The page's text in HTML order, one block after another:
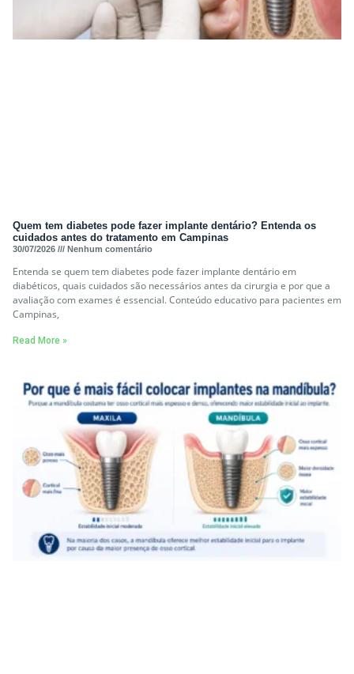
Quem tem diabetes pode fazer implante dentário? Entenda os
cuidados antes do tratamento em Campinas
30/07/2026 Nenhum comentário
Entenda se quem tem diabetes pode fazer implante dentário em
diabéticos, quais cuidados são necessários antes da cirurgia e por que a
avaliação com exames é essencial. Conteúdo educativo para pacientes em
Campinas,
Read More »